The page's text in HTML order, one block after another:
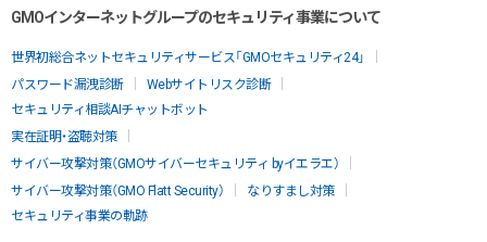
GMOインターネットグループのセキュリティ事業について
世界初総合ネットセキュリティサービス「GMOセキュリティ24」
パスワード漏洩診断
Webサイトリスク診断
セキュリティ相談AIチャットボット
実在証明・盗聴対策
サイバー攻撃対策（GMOサイバーセキュリティ byイエラエ）
サイバー攻撃対策（GMO Flatt Security）
なりすまし対策
セキュリティ事業の軌跡